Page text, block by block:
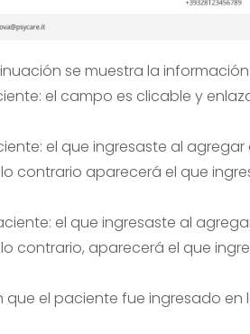
se muestra la información
el campo es clicable y
el que ingresaste al
contrario aparecerá el que
el que ingresaste al
contrario, aparecerá el que
que el paciente fue ingresado en